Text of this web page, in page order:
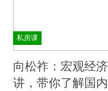
私房课
向松祚：宏观经
讲，带你了解国